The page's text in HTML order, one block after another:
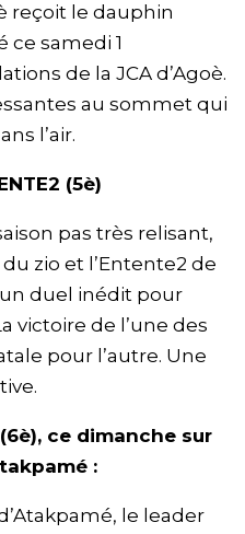
reçoit le dauphin
ce samedi 1
de la JCA d’Agoè.
au sommet qui
l’air.
(5è)
pas très relisant,
zio et l’Entente2 de
duel inédit pour
victoire de l’une des
pour l’autre. Une
(6è), ce dimanche sur
:
le leader